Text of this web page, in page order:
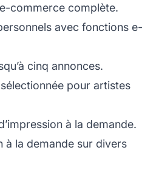
commerce complète.
avec fonctions e-
cinq annonces.
pour artistes
à la demande.
à la demande sur divers